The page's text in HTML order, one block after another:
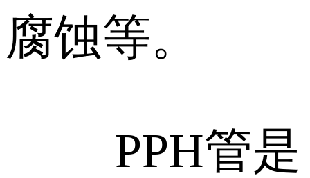
腐蚀等。
PPH管是